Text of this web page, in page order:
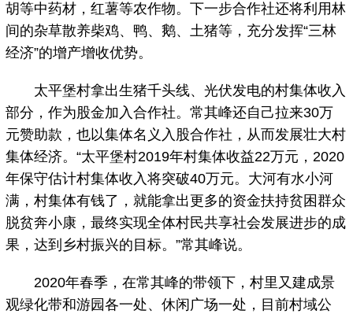
胡等中药材，红薯等农作物。下一步合作社还将利用林
间的杂草散养柴鸡、鸭、鹅、土猪等，充分发挥“三林
经济”的增产增收优势。
太平堡村拿出生猪千头线、光伏发电的村集体收入
部分，作为股金加入合作社。常其峰还自己拉来30万
元赞助款，也以集体名义入股合作社，从而发展壮大村
集体经济。“太平堡村2019年村集体收益22万元，2020
年保守估计村集体收入将突破40万元。大河有水小河
满，村集体有钱了，就能拿出更多的资金扶持贫困群众
脱贫奔小康，最终实现全体村民共享社会发展进步的成
果，达到乡村振兴的目标。”常其峰说。
2020年春季，在常其峰的带领下，村里又建成景
观绿化带和游园各一处、休闲广场一处，目前村域公